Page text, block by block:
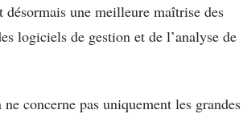
désormais une meilleure maîtrise des
logiciels de gestion et de l’analyse de
concerne pas uniquement les grandes